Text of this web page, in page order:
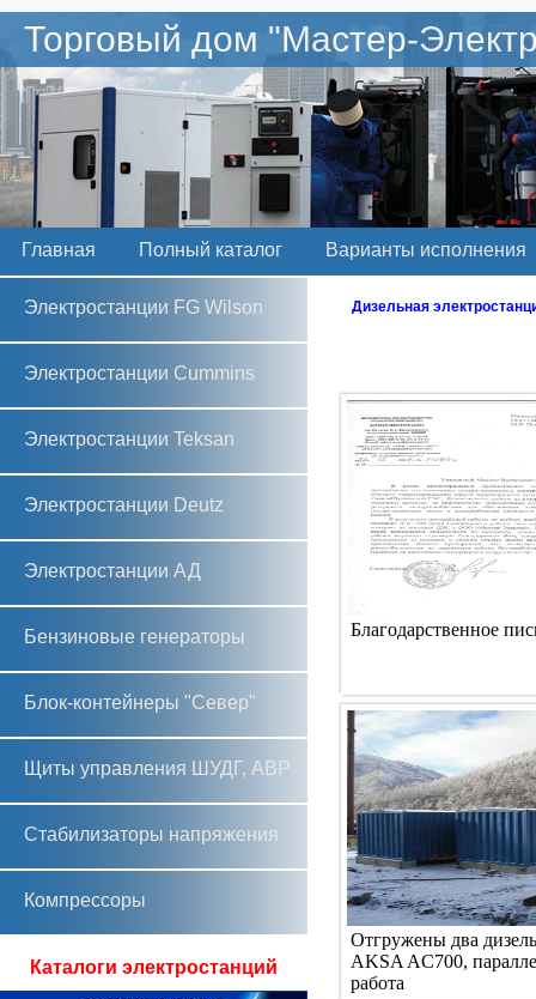
Торговый дом "Мастер-
Главная Полный каталог Варианты исполнения
Электростанции FG Wilson
Электростанции Cummins
Электростанции Teksan
Электростанции Deutz
Электростанции АД
Бензиновые генераторы
Блок-контейнеры "Север"
Щиты управления ШУДГ, АВР
Стабилизаторы напряжения
Компрессоры
Каталоги электростанций
Дизельная
Благодарственное
Отгружены два
AKSA AС700,
работа